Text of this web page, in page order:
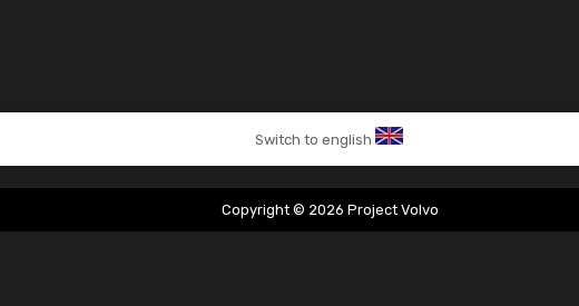
Switch to english
Copyright © 2026 Project Volvo